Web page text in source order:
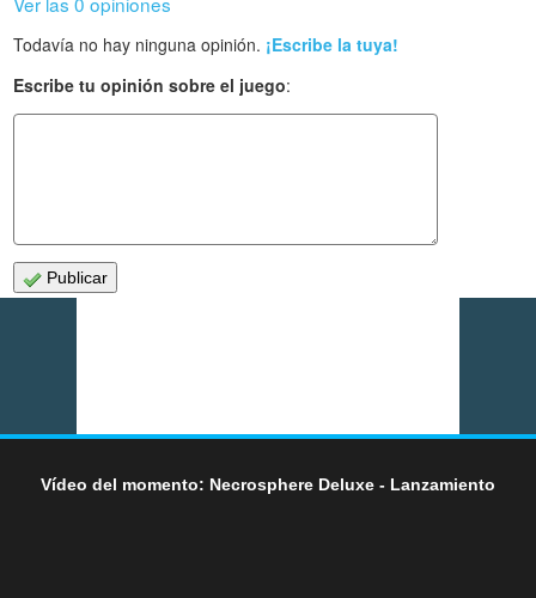
Todavía no hay ninguna opinión. ¡Escribe la tuya!
Escribe tu opinión sobre el juego:
Publicar
Vídeo del momento: Necrosphere Deluxe - Lanzamiento